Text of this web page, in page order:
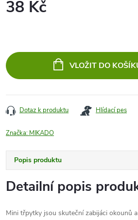
38 Kč
VLOŽIT DO
Dotaz k produktu Hlídací pes
Značka: MIKADO
Popis produktu
Detailní popis
Mini třpytky jsou skuteční zabijáci okounů